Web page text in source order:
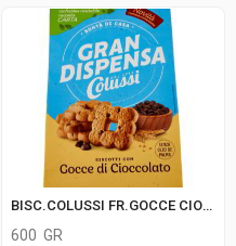
BISC.COLUSSI FR.GOCCE CIOC.GR.DISPENSA
600 GR